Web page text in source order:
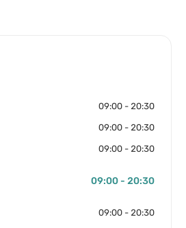
09:00 - 20:30
09:00 - 20:30
09:00 - 20:30
09:00 - 20:30
09:00 - 20:30